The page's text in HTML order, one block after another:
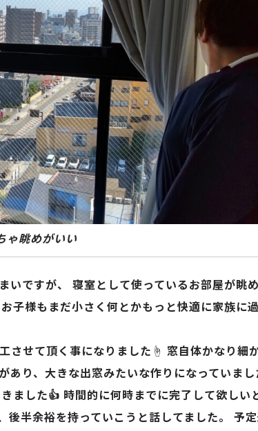
ゃ眺めがいい
いですが、 寝室として使っているお部屋が眺
子様もまだ小さく何とかもっと快適に家族に
させて頂く事になりました☝️ 窓自体かなり細
あり、大きな出窓みたいな作りになっていま
ました👍 時間的に何時までに完了して欲しい
半余裕を持っていこうと話してました。 予定